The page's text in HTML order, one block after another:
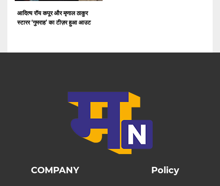
आदित्य रॉय कपूर और मृणाल ठाकुर
स्टारर ‘गुमराह’ का टीज़र हुआ आउट
COMPANY Policy